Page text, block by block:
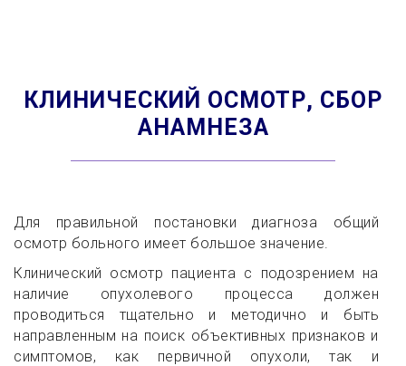
КЛИНИЧЕСКИЙ ОСМОТР, СБОР
АНАМНЕЗА
Для правильной постановки диагноза общий
осмотр больного имеет большое значение.
Клинический осмотр пациента с подозрением на
наличие опухолевого процесса должен
проводиться тщательно и методично и быть
направленным на поиск объективных признаков и
симптомов, как первичной опухоли, так и